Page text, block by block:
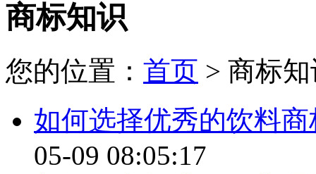
商标知识
您的位置： 首页 > 商标
如何选择优秀的饮料
05-09 08:05:17